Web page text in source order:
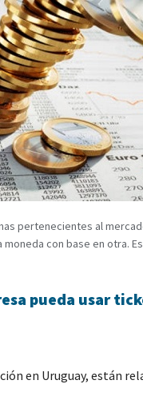
pertenecientes al
con base en otra.
pueda usar
en Uruguay, están